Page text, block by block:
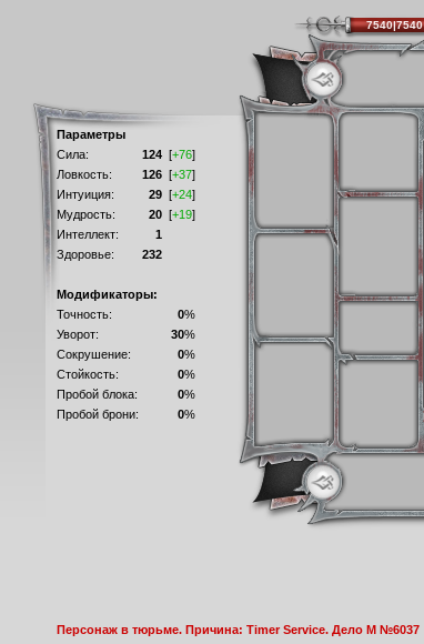
Параметры
Сила:
124 [+76]
Ловкость:
126 [+37]
Интуиция:
29 [+24]
Мудрость:
20 [+19]
Интеллект:
1
Здоровье:
232
Модификаторы:
Точность:
0%
Уворот:
30%
Сокрушение:
0%
Стойкость:
0%
Пробой блока:
0%
Пробой брони:
0%
Персонаж в тюрьме. Причина: Timer Service. Дело М №6037
7540|7540